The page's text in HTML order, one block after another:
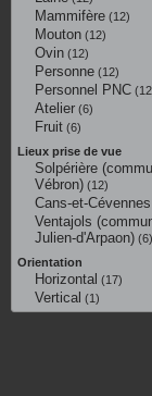
Mammifère (12)
Mouton (12)
Ovin (12)
Personne (12)
Personnel PNC
Atelier (6)
Fruit (6)
Lieux prise de vue
Solpérière
Vébron) (12)
Cans-et-Cévennes
Ventajols
Julien-d'Arpaon) (6)
Orientation
Horizontal (17)
Vertical (1)